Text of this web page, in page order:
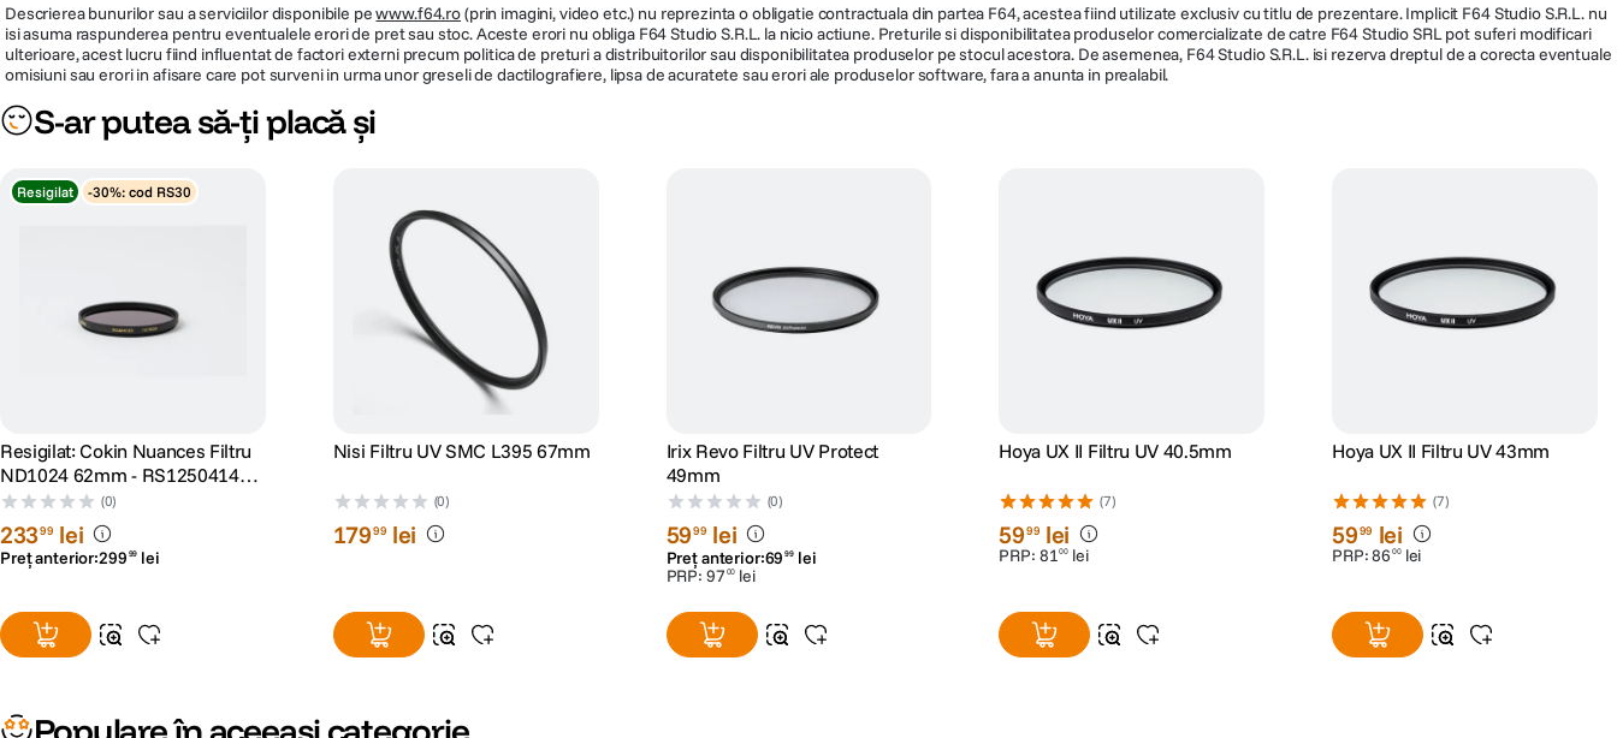
Descrierea bunurilor sau a serviciilor disponibile pewww.f64.ro(prin imagini, video etc.) nu reprezinta o obligatie contractuala din partea F64, acestea fiind utilizate exclusiv cu titlu de prezentare. Implicit F64 Studio S.R.L. nu
isi asuma raspunderea pentru eventualele erori de pret sau stoc. Aceste erori nu obliga F64 Studio S.R.L. la nicio actiune. Preturile si disponibilitatea produselor comercializate de catre F64 Studio SRL pot suferi modificari
ulterioare, acest lucru fiind influentat de factori externi precum politica de preturi a distribuitorilor sau disponibilitatea produselor pe stocul acestora. De asemenea, F64 Studio S.R.L. isi rezerva dreptul de a corecta eventuale
omisiuni sau erori in afisare care pot surveni in urma unor greseli de dactilografiere, lipsa de acuratete sau erori ale produselor software, fara a anunta in prealabil.
S-ar putea să-ți placă și
Resigilat -30%: cod RS30
Resigilat: Cokin Nuances Filtru
ND1024 62mm - RS125041423-
1
(0)
23399 lei
Preț anterior:299 99 lei
Nisi Filtru UV SMC L395 67mm
(0)
17999 lei
Irix Revo Filtru UV Protect
49mm
(0)
5999 lei
Preț anterior:69 99 lei
PRP: 97 00 lei
Hoya UX II Filtru UV 40.5mm
(7)
5999 lei
PRP: 8100 lei
Hoya UX II Filtru UV 43mm
(7)
5999 lei
PRP:86 00 lei